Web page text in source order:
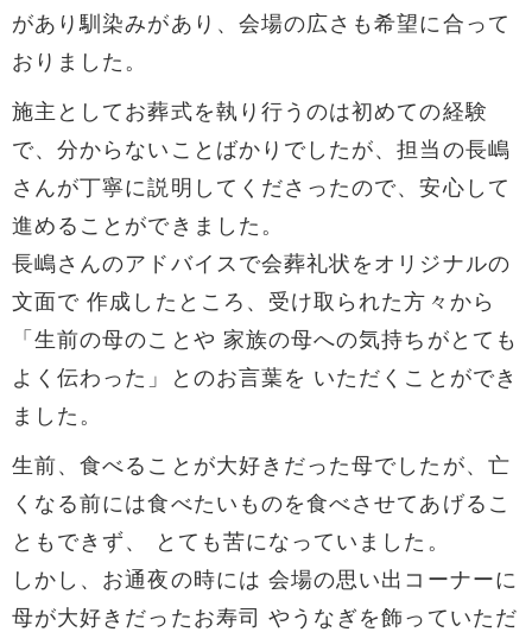
があり馴染みがあり、会場の広さも希望に合って
おりました。
施主としてお葬式を執り行うのは初めての経験
で、分からないことばかりでしたが、担当の長嶋
さんが丁寧に説明してくださったので、安心して
進めることができました。
長嶋さんのアドバイスで会葬礼状をオリジナルの
文面で 作成したところ、受け取られた方々から
「生前の母のことや 家族の母への気持ちがとても
よく伝わった」とのお言葉を いただくことができ
ました。
生前、食べることが大好きだった母でしたが、亡
くなる前には食べたいものを食べさせてあげるこ
ともできず、 とても苦になっていました。
しかし、お通夜の時には 会場の思い出コーナーに
母が大好きだったお寿司 やうなぎを飾っていただ